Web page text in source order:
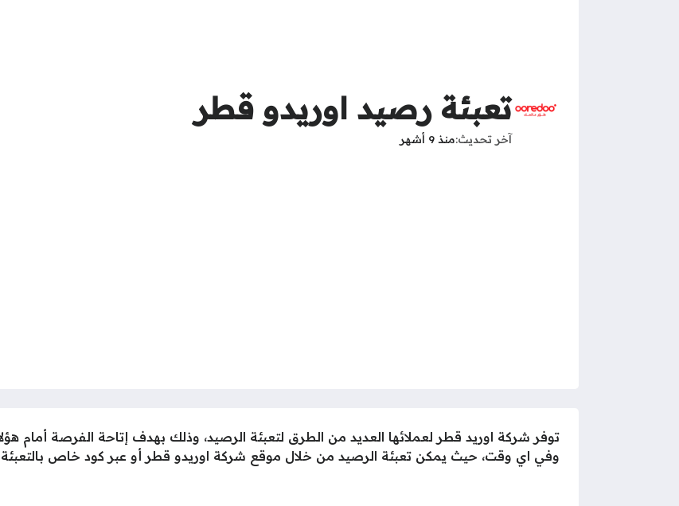
تعبئة رصيد اوريدو قطر
آخر تحديث منذ 9 أشهر
توفر شركة اوريد قطر لعملائها العديد من الطرق لتعبئة الرصيد، وذلك بهدف إتاحة الفرصة أمام
وفي اي وقت، حيث يمكن تعبئة الرصيد من خلال موقع شركة اوريدو قطر أو عبر كود خاص